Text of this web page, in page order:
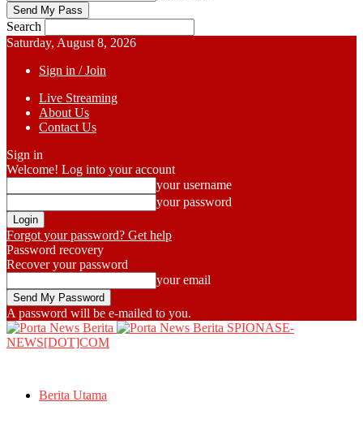
Search
Saturday, August 8, 2026
Sign in / Join
Live Streaming
About Us
Contact Us
Sign in
Welcome! Log into your account
your username
your password
Forgot your password? Get help
Password recovery
Recover your password
your email
A password will be e-mailed to you.
SPIONASE-
NEWS[DOT]COM
Berita Utama